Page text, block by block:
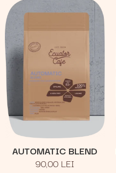
AUTOMATIC BLEND
90,00 LEI